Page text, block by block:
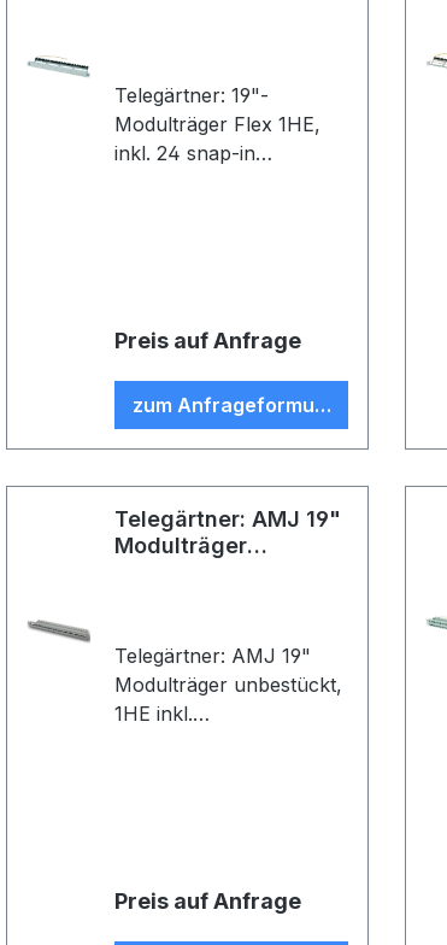
Telegärtner: 19"-
Modulträger Flex 1HE,
inkl. 24 snap-in
Module und Kupplungen,
Träger lichtgrau RAL
7035 / Modulaufnahme
schwarz
Preis auf Anfrage
zum Anfrageformular
Telegärtner: AMJ 19"
Modulträger
Telegärtner: AMJ 19"
Modulträger unbestückt,
1HE inkl.
Preis auf Anfrage